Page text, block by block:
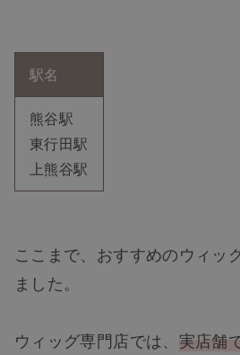
駅名
熊谷駅
東行田駅
上熊谷駅
ここまで、おすすめのウィッ
ました。
ウィッグ専門店では、 実店舗